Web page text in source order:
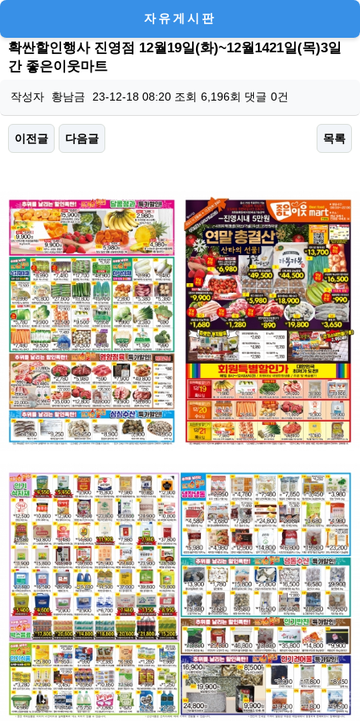
자유게시판
확싼할인행사 진영점 12월19일(화)~12월1421일(목)3일
간 좋은이웃마트
작성자 황남금 23-12-18 08:20조회 6,196회 댓글 0건
이전글 다음글 목록
본문